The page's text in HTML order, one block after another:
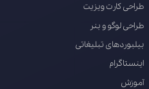
طراحی کارت ویزیت
طراحی لوگو و بنر
بیلبوردهای تبلیغاتی
اینستاگرام
آموزش